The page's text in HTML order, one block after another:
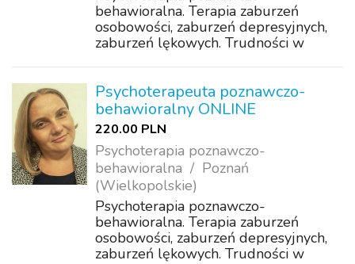
behawioralna. Terapia zaburzeń
osobowości, zaburzeń depresyjnych,
zaburzeń lękowych. Trudności w
koncentracją, motywacją. Wsparcie w
samorozwoju.
Psychoterapeuta poznawczo-
behawioralny ONLINE
220.00 PLN
Psychoterapia poznawczo-
behawioralna
Poznań
(Wielkopolskie)
Psychoterapia poznawczo-
behawioralna. Terapia zaburzeń
osobowości, zaburzeń depresyjnych,
zaburzeń lękowych. Trudności w